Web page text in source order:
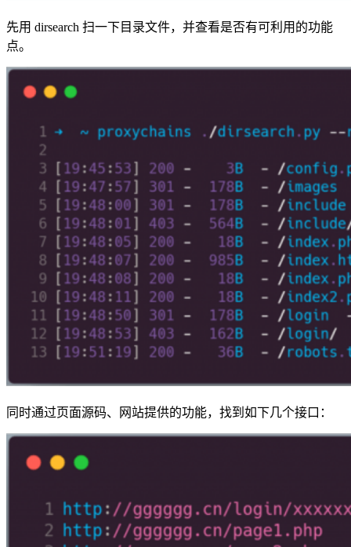
先用 dirsearch 扫一下目录文件，并查看是否有可利用的功能
点。
同时通过页面源码、网站提供的功能，找到如下几个接口：